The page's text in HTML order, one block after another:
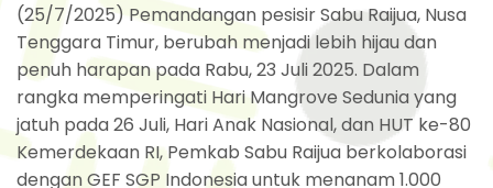
(25/7/2025) Pemandangan pesisir Sabu Raijua, Nusa
Tenggara Timur, berubah menjadi lebih hijau dan
penuh harapan pada Rabu, 23 Juli 2025. Dalam
rangka memperingati Hari Mangrove Sedunia yang
jatuh pada 26 Juli, Hari Anak Nasional, dan HUT ke-80
Kemerdekaan RI, Pemkab Sabu Raijua berkolaborasi
dengan GEF SGP Indonesia untuk menanam 1.000